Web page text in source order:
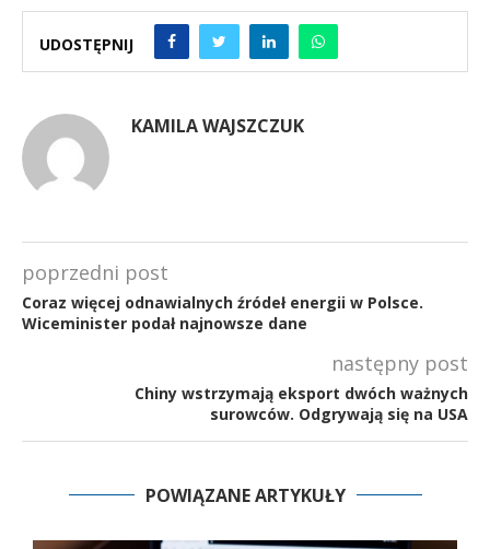
UDOSTĘPNIJ
KAMILA WAJSZCZUK
poprzedni post
Coraz więcej odnawialnych źródeł energii w Polsce.
Wiceminister podał najnowsze dane
następny post
Chiny wstrzymają eksport dwóch ważnych
surowców. Odgrywają się na USA
POWIĄZANE ARTYKUŁY